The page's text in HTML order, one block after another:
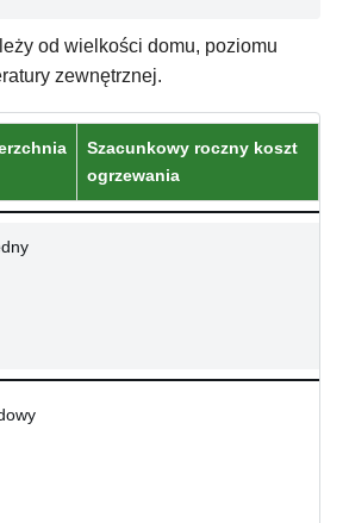
od wielkości domu, poziomu
zewnętrznej.
Szacunkowy roczny koszt
ogrzewania